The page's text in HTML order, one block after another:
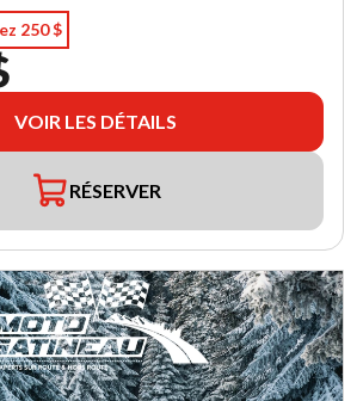
250 $
VOIR LES DÉTAILS
RÉSERVER